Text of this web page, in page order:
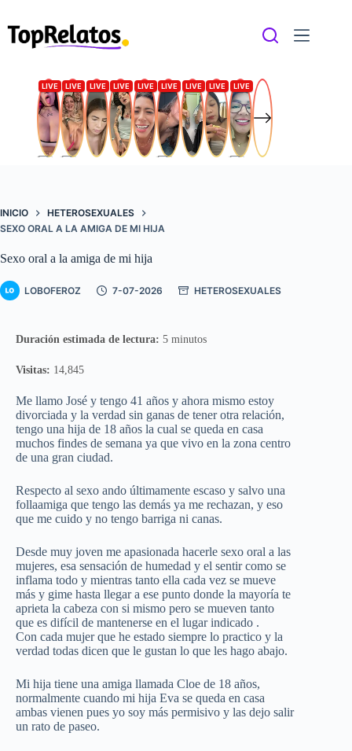
contenido
INICIO
HETEROSEXUALES
SEXO ORAL A LA AMIGA DE MI HIJA
Sexo oral a la amiga de mi hija
LOBOFEROZ 7-07-2026 HETEROSEXUALES
Duración estimada de lectura: 5 minutos
Visitas: 14,845
Me llamo José y tengo 41 años y ahora mismo estoy
divorciada y la verdad sin ganas de tener otra relación,
tengo una hija de 18 años la cual se queda en casa
muchos findes de semana ya que vivo en la zona centro
de una gran ciudad.
Respecto al sexo ando últimamente escaso y salvo una
follaamiga que tengo las demás ya me rechazan, y eso
que me cuido y no tengo barriga ni canas.
Desde muy joven me apasionada hacerle sexo oral a las
mujeres, esa sensación de humedad y el sentir como se
inflama todo y mientras tanto ella cada vez se mueve
más y gime hasta llegar a ese punto donde la mayoría te
aprieta la cabeza con si mismo pero se mueven tanto
que es difícil de mantenerse en el lugar indicado .
Con cada mujer que he estado siempre lo practico y la
verdad todas dicen que le gustan lo que les hago abajo.
Mi hija tiene una amiga llamada Cloe de 18 años,
normalmente cuando mi hija Eva se queda en casa
ambas vienen pues yo soy más permisivo y las dejo salir
un rato de paseo.